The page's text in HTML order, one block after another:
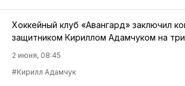
Хоккейный клуб «Авангард» заключил
защитником Кириллом Адамчуком на три
2 июня, 08:45
#Кирилл Адамчук